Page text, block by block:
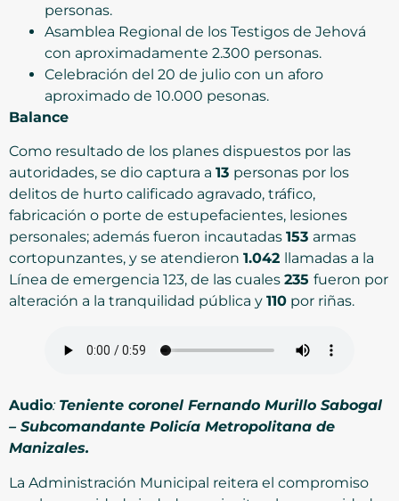
personas.
Asamblea Regional de los Testigos de Jehová
con aproximadamente 2.300 personas.
Celebración del 20 de julio con un aforo
aproximado de 10.000 pesonas.
Balance
Como resultado de los planes dispuestos por las
autoridades, se dio captura a 13 personas por los
delitos de hurto calificado agravado, tráfico,
fabricación o porte de estupefacientes, lesiones
personales; además fueron incautadas 153 armas
cortopunzantes, y se atendieron 1.042
llamadas a la
Línea de emergencia 123, de las cuales 235 fueron por
alteración a la tranquilidad pública y 110 por riñas.
Audio: Teniente coronel Fernando Murillo Sabogal
– Subcomandante Policía Metropolitana de
Manizales.
La Administración Municipal reitera el compromiso